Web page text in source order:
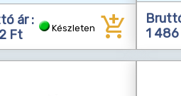
ár :
Ft
Készleten add_shopping_cart
1